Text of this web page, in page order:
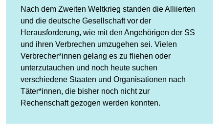
Nach dem Zweiten Weltkrieg standen die Alliierten
und die deutsche Gesellschaft vor der
Herausforderung, wie mit den Angehörigen der SS
und ihren Verbrechen umzugehen sei. Vielen
Verbrecher*innen gelang es zu fliehen oder
unterzutauchen und noch heute suchen
verschiedene Staaten und Organisationen nach
Täter*innen, die bisher noch nicht zur
Rechenschaft gezogen werden konnten.